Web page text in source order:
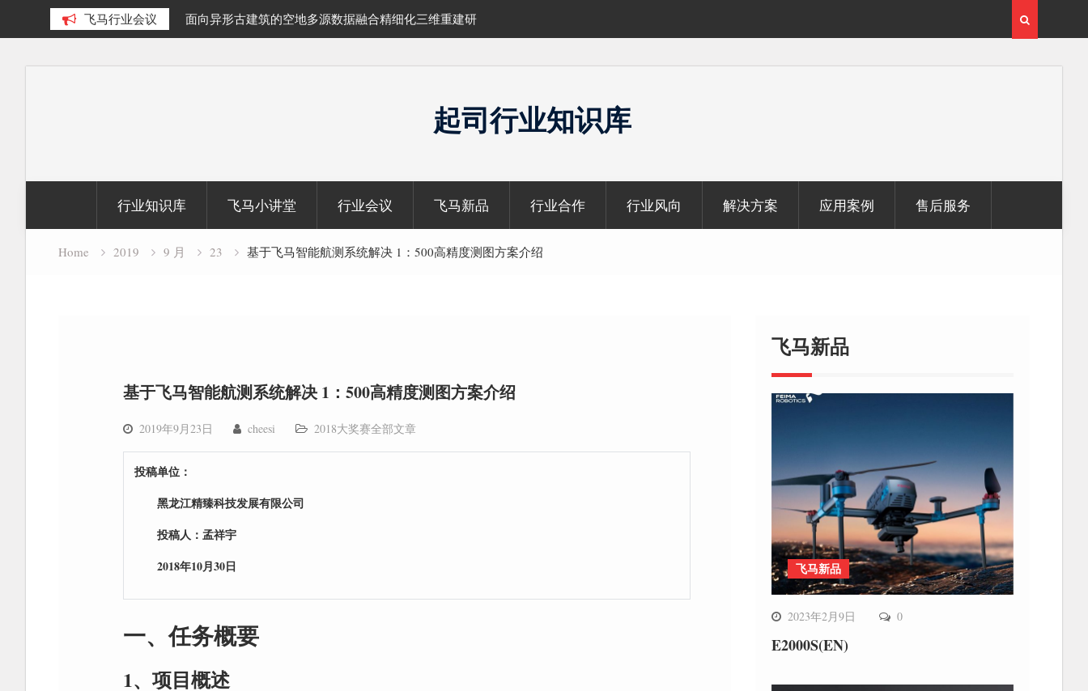
飞马行业会议
态变化研究
面向异形古建筑的空地多源数据融合精细化三维重建研
究
SLAM100在受限空域地形测绘的研究与应用
云数据及正射影像
起司行业知识库
行业知识库 飞马小讲堂 行业会议 飞马新品 行业合作 行业风向 解决方案 应用案例 售后服务
Home 2019 9 月 23 基于飞马智能航测系统解决 1：500高精度测图方案介绍
基于飞马智能航测系统解决 1：500高精度测图方案介绍
2019年9月23日 cheesi 2018大奖赛全部文章
投稿单位：
黑龙江精臻科技发展有限公司
投稿人：孟祥宇
2018年10月30日
一、任务概要
1、项目概述
飞马新品
飞马新品
2023年2月9日 0
E2000S(EN)